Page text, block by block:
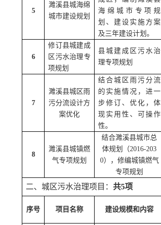
5
濉溪县城海绵
城市建设规划
海绵城市专项规
划、建设实施方案
及三年建设计划。
6
修订县城建成
区污水治理专
项规划
县城建成区污水治
理专项规划
7
濉溪县城区雨
污分流设计方
案优化
结合城区雨污分流
的实施情况，进一
步修订、优化，体
现实用性、可操作
性。
8
濉溪县城镇燃
气专项规划
结合濉溪县城市总
体规划（2016-203
0），修编城镇燃气
专项规划
二、城区污水治理项目 ：共5项
序号 项目名称 建设规模和内容